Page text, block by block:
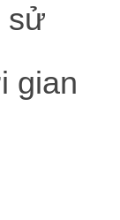
sử
gian